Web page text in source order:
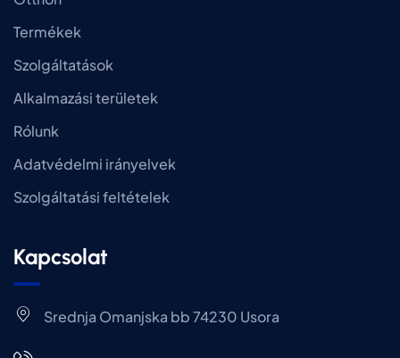
Termékek
Szolgáltatások
Alkalmazási területek
Rólunk
Adatvédelmi irányelvek
Szolgáltatási feltételek
Kapcsolat
Srednja Omanjska bb 74230 Usora